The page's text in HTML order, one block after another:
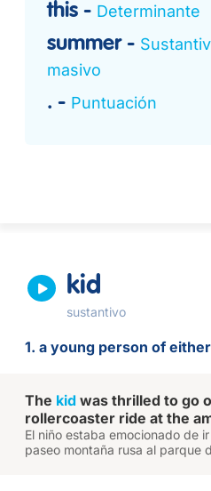
this Determinante
summer
masivo
. Puntuación
kid
sustantivo
1. a young person of
The kid was thrilled to go
rollercoaster ride at the
El niño estaba emocionado de
paseo montaña rusa al parque